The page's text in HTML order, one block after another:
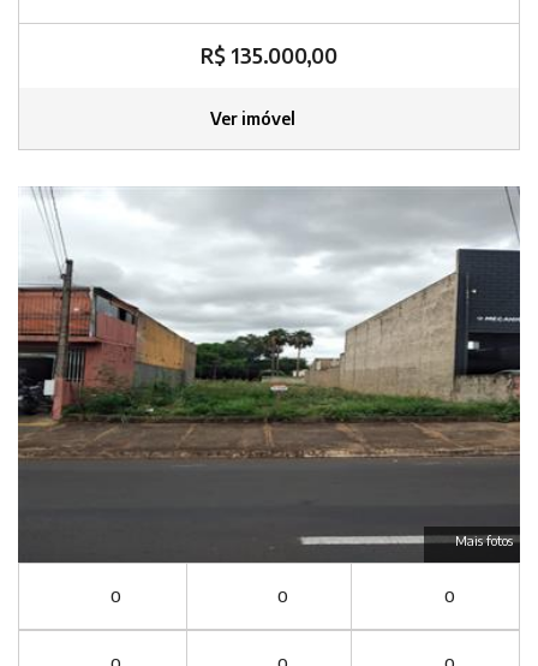
R$ 135.000,00
Ver imóvel
Mais fotos
0 0 0